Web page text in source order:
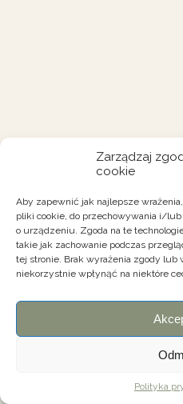
Zarządzaj
cookie
Aby zapewnić jak najlepsze
pliki cookie, do przechowywania i/
o urządzeniu. Zgoda na te
takie jak zachowanie podczas
tej stronie. Brak wyrażenia zgody lub
niekorzystnie wpłynąć na niektóre
Polityka